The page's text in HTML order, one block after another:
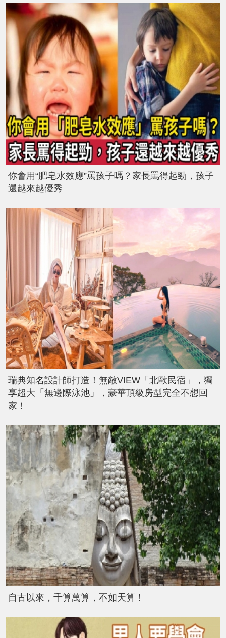
你會用“肥皂水效應”罵孩子嗎？家長罵得起勁，孩子
還越來越優秀
瑞典知名設計師打造！無敵VIEW「北歐民宿」，獨
享超大「無邊際泳池」，豪華頂級房型完全不想回
家！
自古以來，千算萬算，不如天算！